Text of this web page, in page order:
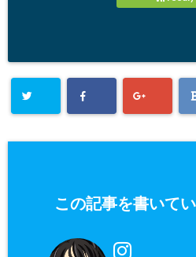
この記事を書いて